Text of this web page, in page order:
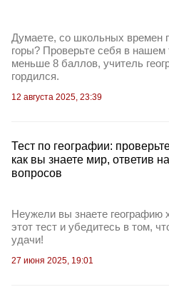
Думаете, со школьных времен
горы? Проверьте себя в
меньше 8 баллов, учитель
гордился.
12 августа 2025, 23:39
Тест по географии:
как вы знаете мир, ответив
вопросов
Неужели вы знаете географию
этот тест и убедитесь в том,
удачи!
27 июня 2025, 19:01